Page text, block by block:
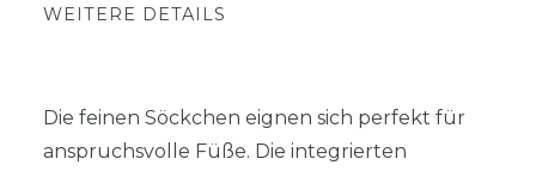
WEITERE DETAILS
Die feinen Söckchen eignen sich perfekt für
anspruchsvolle Füße. Die integrierten